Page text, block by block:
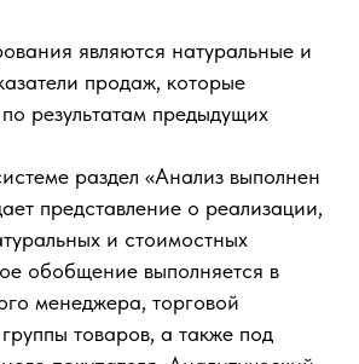
являются натуральные и
продаж, которые
результатам предыдущих
раздел «Анализ выполнен
представление о реализации,
и стоимостных
обобщение выполняется в
менеджера, торговой
товаров, а также под